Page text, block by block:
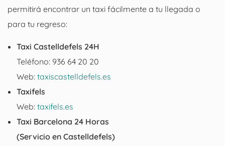
permitirá encontrar un taxi fácilmente a tu llegada o
para tu regreso:
Taxi Castelldefels 24H
Teléfono: 936 64 20 20
Web: taxiscastelldefels.es
Taxifels
Web: taxifels.es
Taxi Barcelona 24 Horas
(Servicio en Castelldefels)